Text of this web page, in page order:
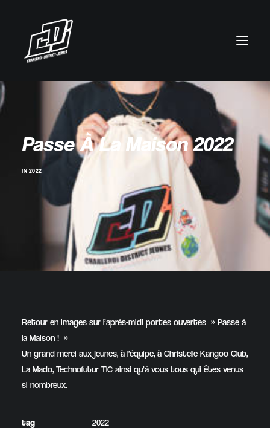
Passe À La Maison 2022
IN 2022
Retour en images sur l’après-midi portes ouvertes » Passe à
la Maison ! »
Un grand merci aux jeunes, à l’équipe, à Christelle Kangoo Club,
La Mado, Technofutur TIC ainsi qu’à vous tous qui êtes venus
si nombreux.
tag 2022